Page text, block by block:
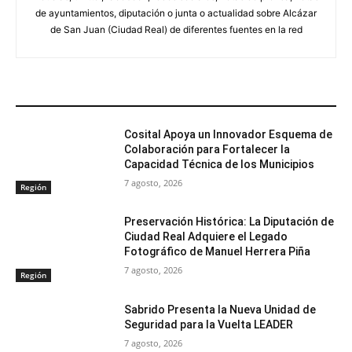
de ayuntamientos, diputación o junta o actualidad sobre Alcázar
de San Juan (Ciudad Real) de diferentes fuentes en la red
Región
Cosital Apoya un Innovador Esquema de
Colaboración para Fortalecer la
Capacidad Técnica de los Municipios
7 agosto, 2026
Región
Preservación Histórica: La Diputación de
Ciudad Real Adquiere el Legado
Fotográfico de Manuel Herrera Piña
7 agosto, 2026
Sabrido Presenta la Nueva Unidad de
Seguridad para la Vuelta LEADER
7 agosto, 2026